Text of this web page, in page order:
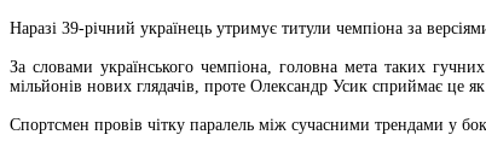
Наразі 39-річний українець утримує титули чемпіона за
За словами українського чемпіона, головна мета таких
мільйонів нових глядачів, проте Олександр Усик сприймає це
Спортсмен провів чітку паралель між сучасними трендами у